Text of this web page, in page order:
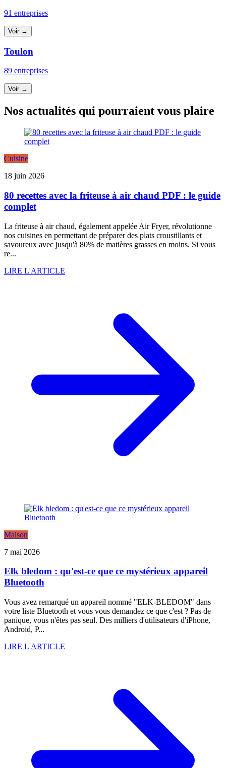
91 entreprises
Voir →
Toulon
89 entreprises
Voir →
Nos actualités qui pourraient vous plaire
Cuisine
18 juin 2026
80 recettes avec la friteuse à air chaud PDF : le guide
complet
La friteuse à air chaud, également appelée Air Fryer, révolutionne
nos cuisines en permettant de préparer des plats croustillants et
savoureux avec jusqu'à 80% de matières grasses en moins. Si vous
re...
LIRE L'ARTICLE
Maison
7 mai 2026
Elk bledom : qu'est-ce que ce mystérieux appareil
Bluetooth
Vous avez remarqué un appareil nommé "ELK-BLEDOM" dans
votre liste Bluetooth et vous vous demandez ce que c'est ? Pas de
panique, vous n'êtes pas seul. Des milliers d'utilisateurs d'iPhone,
Android, P...
LIRE L'ARTICLE